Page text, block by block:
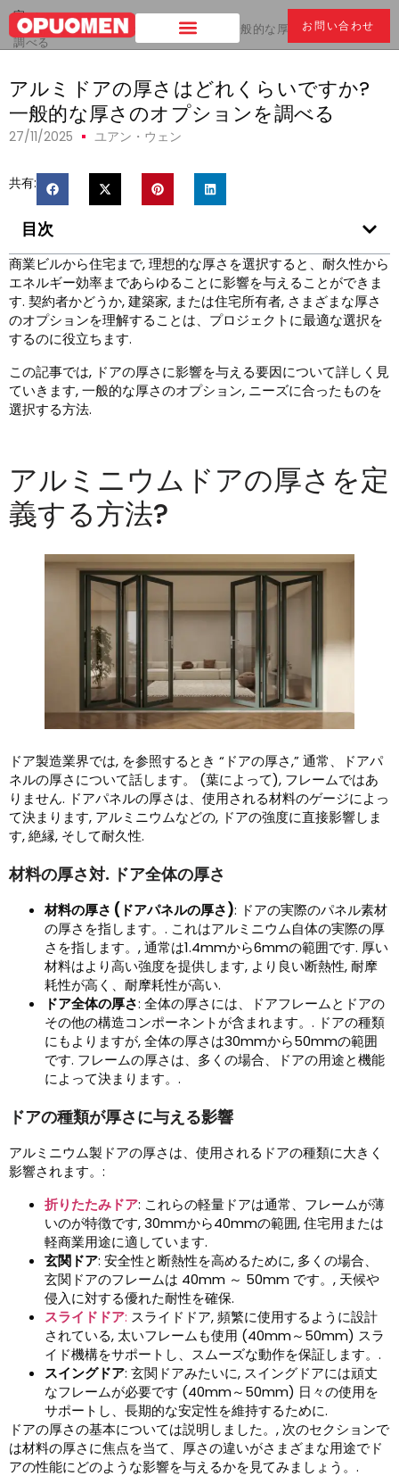
お問い合わせ
家 >
アルミドアの厚さはどれくらいですか? 一般的な厚さのオプションを
調べる
アルミドアの厚さはどれくらいですか?
一般的な厚さのオプションを調べる
27/11/2025 ユアン・ウェン
共有:
目次
商業ビルから住宅まで, 理想的な厚さを選択すると、耐久性から
エネルギー効率まであらゆることに影響を与えることができま
す. 契約者かどうか, 建築家, または住宅所有者, さまざまな厚さ
のオプションを理解することは、プロジェクトに最適な選択を
するのに役立ちます.
この記事では, ドアの厚さに影響を与える要因について詳しく見
ていきます, 一般的な厚さのオプション, ニーズに合ったものを
選択する方法.
アルミニウムドアの厚さを定
義する方法?
ドア製造業界では, を参照するとき “ドアの厚さ,” 通常、ドアパ
ネルの厚さについて話します。 (葉によって), フレームではあ
りません. ドアパネルの厚さは、使用される材料のゲージによっ
て決まります, アルミニウムなどの, ドアの強度に直接影響しま
す, 絶縁, そして耐久性.
材料の厚さ対. ドア全体の厚さ
材料の厚さ (ドアパネルの厚さ): ドアの実際のパネル素材
の厚さを指します。. これはアルミニウム自体の実際の厚
さを指します。, 通常は1.4mmから6mmの範囲です. 厚い
材料はより高い強度を提供します, より良い断熱性, 耐摩
耗性が高く、耐摩耗性が高い.
ドア全体の厚さ: 全体の厚さには、ドアフレームとドアの
その他の構造コンポーネントが含まれます。. ドアの種類
にもよりますが, 全体の厚さは30mmから50mmの範囲
です. フレームの厚さは、多くの場合、ドアの用途と機能
によって決まります。.
ドアの種類が厚さに与える影響
アルミニウム製ドアの厚さは、使用されるドアの種類に大きく
影響されます。:
折りたたみドア: これらの軽量ドアは通常、フレームが薄
いのが特徴です, 30mmから40mmの範囲, 住宅用または
軽商業用途に適しています.
玄関ドア: 安全性と断熱性を高めるために, 多くの場合、
玄関ドアのフレームは 40mm ～ 50mm です。, 天候や
侵入に対する優れた耐性を確保.
スライドドア: スライドドア, 頻繁に使用するように設計
されている, 太いフレームも使用 (40mm～50mm) スラ
イド機構をサポートし、スムーズな動作を保証します。.
スイングドア: 玄関ドアみたいに, スイングドアには頑丈
なフレームが必要です (40mm～50mm) 日々の使用を
サポートし、長期的な安定性を維持するために.
ドアの厚さの基本については説明しました。, 次のセクションで
は材料の厚さに焦点を当て、厚さの違いがさまざまな用途でド
アの性能にどのような影響を与えるかを見てみましょう。.